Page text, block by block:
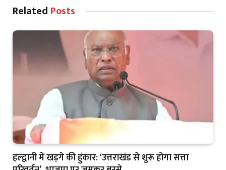
Related Posts
हल्द्वानी में खड़गे की हुंकार: ‘उत्तराखंड से शुरू होगा सत्ता